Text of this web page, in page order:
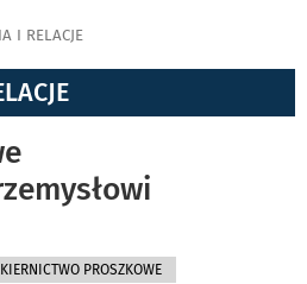
I RELACJE
PROSZKOWE